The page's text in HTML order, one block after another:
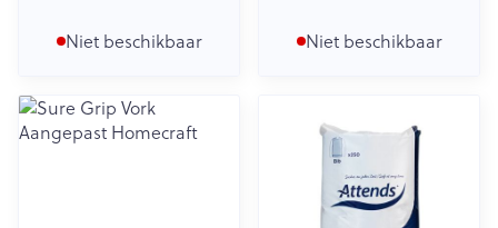
Niet beschikbaar Niet beschikbaar